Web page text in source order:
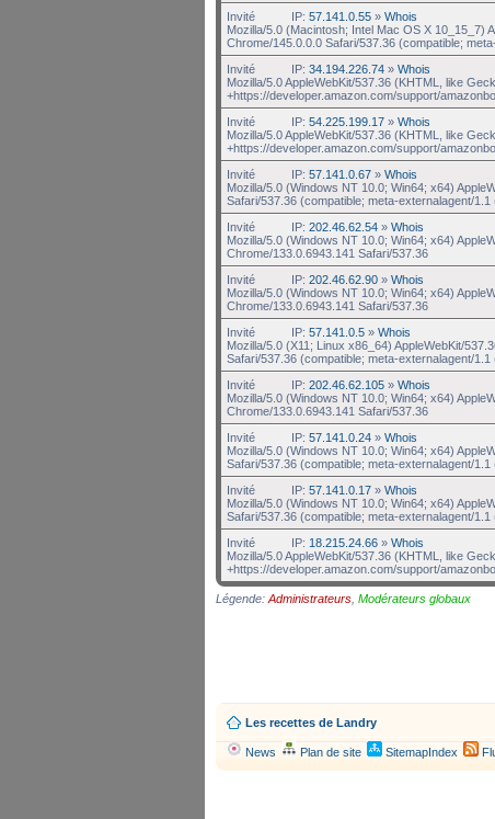
Invité IP: 57.141.0.55 » Whois
Mozilla/5.0 (Macintosh; Intel Mac OS X 10_15_7)
Chrome/145.0.0.0 Safari/537.36 (compatible;
Invité IP: 34.194.226.74 » Whois
Mozilla/5.0 AppleWebKit/537.36 (KHTML, like
+https://developer.amazon.com/support/
Invité IP: 54.225.199.17 » Whois
Mozilla/5.0 AppleWebKit/537.36 (KHTML, like
+https://developer.amazon.com/support/
Invité IP: 57.141.0.67 » Whois
Mozilla/5.0 (Windows NT 10.0; Win64; x64)
Safari/537.36 (compatible; meta-externalagent/1.1
Invité IP: 202.46.62.54 » Whois
Mozilla/5.0 (Windows NT 10.0; Win64; x64)
Chrome/133.0.6943.141 Safari/537.36
Invité IP: 202.46.62.90 » Whois
Mozilla/5.0 (Windows NT 10.0; Win64; x64)
Chrome/133.0.6943.141 Safari/537.36
Invité IP: 57.141.0.5 » Whois
Mozilla/5.0 (X11; Linux x86_64) AppleWebKit/
Safari/537.36 (compatible; meta-externalagent/1.1
Invité IP: 202.46.62.105 » Whois
Mozilla/5.0 (Windows NT 10.0; Win64; x64)
Chrome/133.0.6943.141 Safari/537.36
Invité IP: 57.141.0.24 » Whois
Mozilla/5.0 (Windows NT 10.0; Win64; x64)
Safari/537.36 (compatible; meta-externalagent/1.1
Invité IP: 57.141.0.17 » Whois
Mozilla/5.0 (Windows NT 10.0; Win64; x64)
Safari/537.36 (compatible; meta-externalagent/1.1
Invité IP: 18.215.24.66 » Whois
Mozilla/5.0 AppleWebKit/537.36 (KHTML, like
+https://developer.amazon.com/support/
Légende: Administrateurs Modérateurs globaux
Les recettes de Landry
News Plan de site SitemapIndex